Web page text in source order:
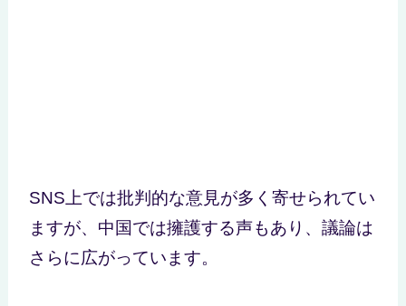
SNS上では批判的な意見が多く寄せられてい
ますが、中国では擁護する声もあり、議論は
さらに広がっています。